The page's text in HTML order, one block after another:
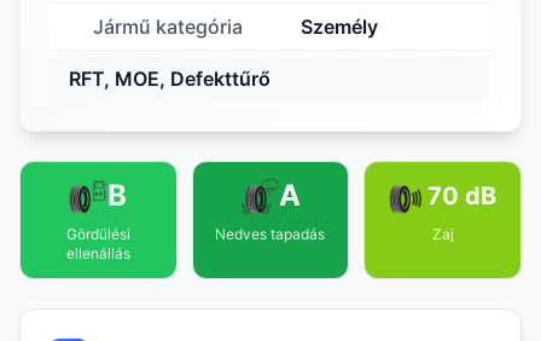
Jármű kategória Személy
RFT, MOE, Defekttűrő
B
Gördülési
ellenállás
A
Nedves tapadás
70 dB
Zaj